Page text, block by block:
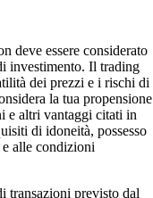
deve essere considerato
investimento. Il trading
dei prezzi e i rischi di
la tua propensione
e altri vantaggi citati in
di idoneità, possesso
alle condizioni
transazioni previsto dal